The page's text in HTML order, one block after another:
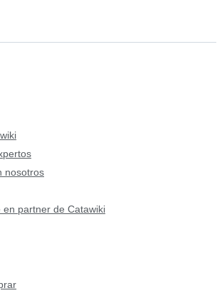
nosotros
en partner de Catawiki